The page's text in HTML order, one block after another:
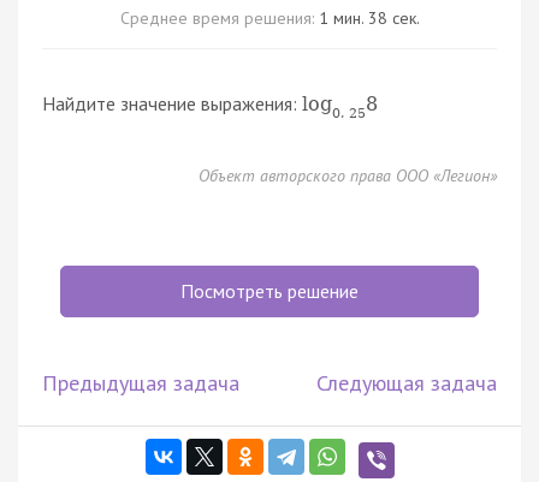
Среднее время решения: 1 мин. 38 сек.
Найдите значение выражения: log0, 258
Объект авторского права ООО «Легион»
Посмотреть решение
Предыдущая задача Следующая задача